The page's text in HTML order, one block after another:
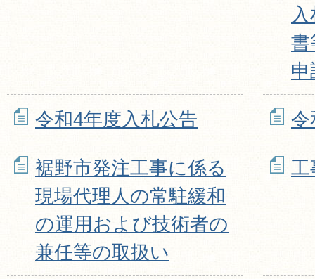
書
申
令和4年度入札公告 令
裾野市発注工事に係る
現場代理人の常駐緩和
の運用および技術者の
兼任等の取扱い
工